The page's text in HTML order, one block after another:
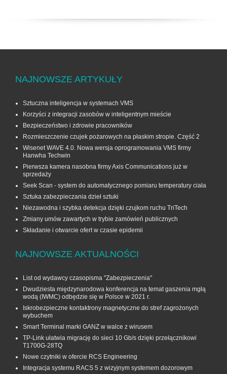
NAJNOWSZE ARTYKUŁY
Sztuczna inteligencja w systemach VMS
Korzyści z integracji zasobów w inteligentnym mieście
Bezpieczeństwo i zdrowie pracowników
Rozmieszczenie czujek pożarowych na płaskim stropie. Część 2
Wisenet WAVE 4.0. Nowa wersja oprogramowania VMS firmy
Hanwha Techwin
Pierwsza kamera nasobna firmy Axis Communications już w
sprzedaży
Seek Scan - system do automatycznego pomiaru temperatury ciała
Sztuka zabezpieczania dzieł sztuki
Niezawodna i szybka detekcja dzięki czujkom ruchu TriTech
Zmiany umów zawartych w trybie zamówień publicznych
Składanie i otwarcie ofert w czasie epidemii
NAJNOWSZE AKTUALNOŚCI
List od wydawcy czasopisma "Zabezpieczenia"
Dwudziesta międzynarodowa konferencja na temat gaszenia mgłą
wodą (IWMC) odbędzie się w Polsce w 2021 r.
Iskrobezpieczne kontaktrony magnetyczne do stref zagrożonych
wybuchem
Smart Terminal marki GANZ w walce z wirusem
TP-Link ułatwia migrację do sieci 10 Gb/s dzięki przełącznikowi
T1700G‑28TQ
Nowe czytniki w ofercie RCS Engineering
Integracja systemu RACS 5 z wizyjnym systemem dozorowym